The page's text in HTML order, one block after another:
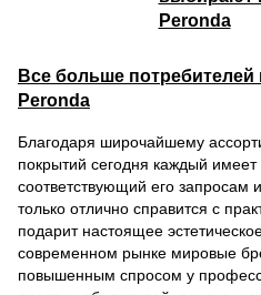
Все больше
Peronda
Благодаря широчайшему
покрытий сегодня каждый
соответствующий его запросам
только отлично справится с
подарит настоящее
современном рынке мировые
повышенным спросом у